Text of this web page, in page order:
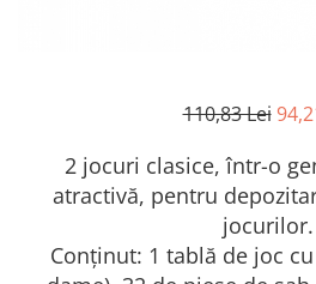
110,83 Lei
2 jocuri clasice, într-o
atractivă, pentru
jocurilor.
Conținut: 1 tablă de joc